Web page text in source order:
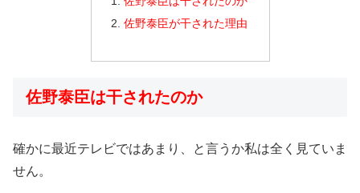
佐野泰臣が干された理由
佐野泰臣は干されたのか
確かに最近テレビではあまり、と言うか私は全く見ていま
せん。